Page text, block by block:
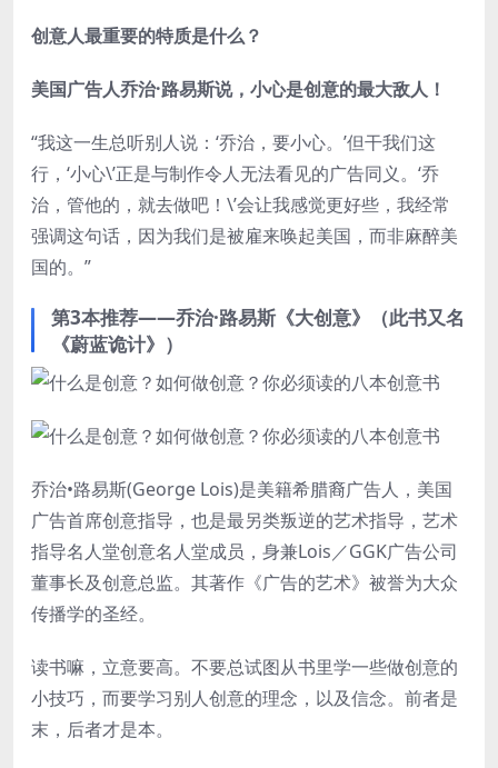
创意人最重要的特质是什么？
美国广告人乔治·路易斯说，小心是创意的最大敌人！
“我这一生总听别人说：‘乔治，要小心。’但干我们这
行，‘小心\’正是与制作令人无法看见的广告同义。‘乔
治，管他的，就去做吧！\’会让我感觉更好些，我经常
强调这句话，因为我们是被雇来唤起美国，而非麻醉美
国的。”
第3本推荐——乔治·路易斯《大创意》（此书又名
《蔚蓝诡计》）
乔治•路易斯(George Lois)是美籍希腊裔广告人，美国
广告首席创意指导，也是最另类叛逆的艺术指导，艺术
指导名人堂创意名人堂成员，身兼Lois／GGK广告公司
董事长及创意总监。其著作《广告的艺术》被誉为大众
传播学的圣经。
读书嘛，立意要高。不要总试图从书里学一些做创意的
小技巧，而要学习别人创意的理念，以及信念。前者是
末，后者才是本。